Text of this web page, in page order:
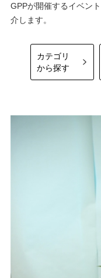
GPPが開催するイベン
介します。
カテゴリ
から探す